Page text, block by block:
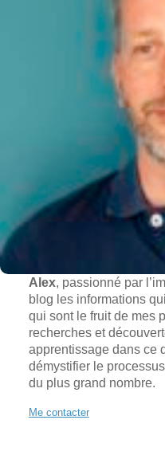
Alex, passionné par
blog les informations
qui sont le fruit de mes
recherches et
apprentissage dans ce
démystifier le
du plus grand nombre.
Me contacter